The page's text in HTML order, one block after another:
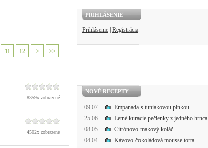
11 12 > >>
8359x zobrazené
4502x zobrazené
PRIHLÁSENIE
Prihlásenie Registrácia
NOVÉ RECEPTY
09.07.
Empanada s tuniakovou plnkou
25.06.
Letné kuracie pečienky z jedného hrnca
08.05.
Citrónovo makový koláč
04.04.
Kávovo-čokoládová mousse torta